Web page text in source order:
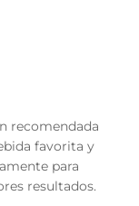
recomendada
favorita y
para
resultados.